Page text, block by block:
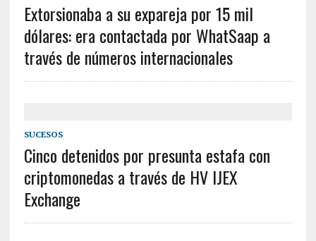
Extorsionaba a su expareja por 15 mil
dólares: era contactada por WhatSaap a
través de números internacionales
SUCESOS
Cinco detenidos por presunta estafa con
criptomonedas a través de HV IJEX
Exchange